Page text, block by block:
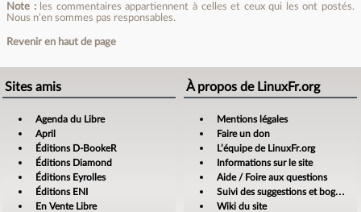
Note :les commentaires appartiennent à celles et ceux qui les ont postés.
Nous n’en sommes pas responsables.
Revenir en haut de page
Sites amis
Agenda du Libre
April
Éditions D-BookeR
Éditions Diamond
Éditions Eyrolles
Éditions ENI
En Vente Libre
À propos de LinuxFr.org
Mentions légales
Faire un don
L’équipe de LinuxFr.org
Informations sur le site
Aide / Foire aux questions
Suivi des suggestions et bogues
Wiki du site